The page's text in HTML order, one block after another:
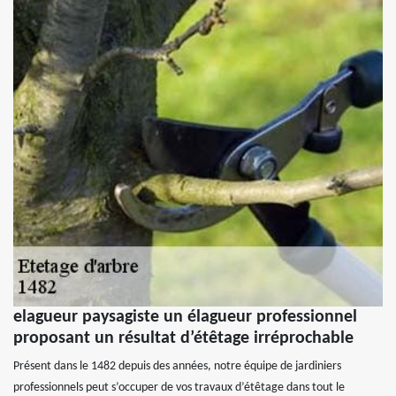
elagueur paysagiste un élagueur professionnel
proposant un résultat d’étêtage irréprochable
Présent dans le 1482 depuis des années, notre équipe de jardiniers
professionnels peut s’occuper de vos travaux d’étêtage dans tout le